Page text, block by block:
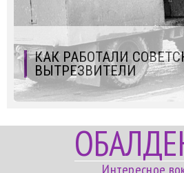
КАК РАБОТАЛИ
ВЫТРЕЗВИТЕЛИ